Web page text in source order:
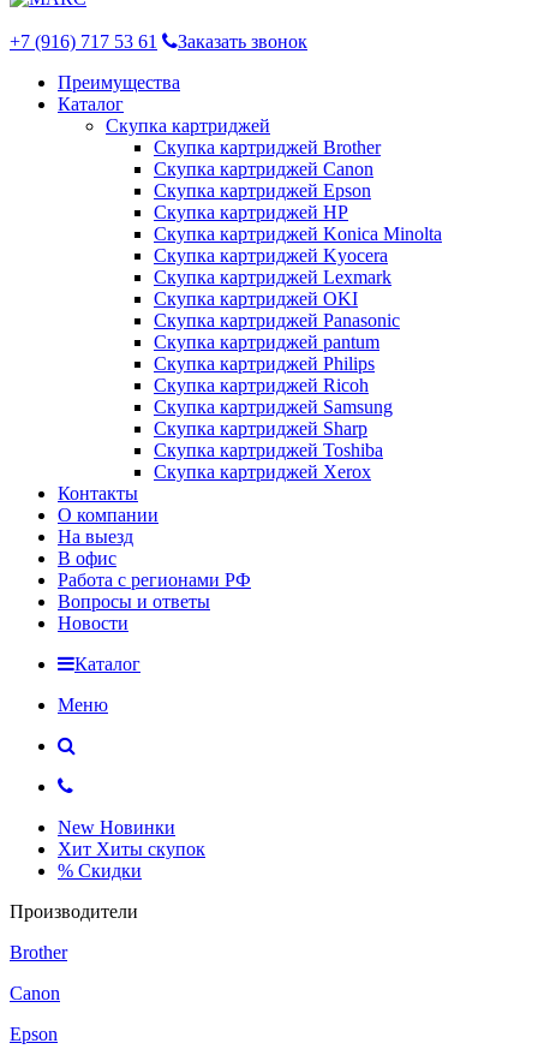
+7 (916) 717 53 61
Заказать звонок
Преимущества
Каталог
Скупка картриджей
Скупка картриджей Brother
Скупка картриджей Canon
Скупка картриджей Epson
Скупка картриджей HP
Скупка картриджей Konica Minolta
Скупка картриджей Kyocera
Скупка картриджей Lexmark
Скупка картриджей OKI
Скупка картриджей Panasonic
Скупка картриджей pantum
Скупка картриджей Philips
Скупка картриджей Ricoh
Скупка картриджей Samsung
Скупка картриджей Sharp
Скупка картриджей Toshiba
Скупка картриджей Xerox
Контакты
О компании
На выезд
В офис
Работа с регионами РФ
Вопросы и ответы
Новости
Каталог
Меню
New Новинки
Хит Хиты скупок
% Скидки
Производители
Brother
Canon
Epson